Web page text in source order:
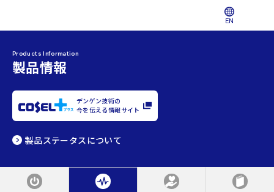
EN
Products Information
製品情報
デンゲン技術の
今を伝える情報サイト
製品ステータスについて